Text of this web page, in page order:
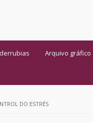
Arquivo gráfico
DO ESTRÉS